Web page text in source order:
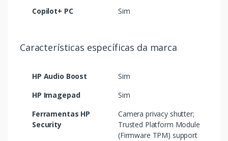
Copilot+ PC Sim
Características específicas da marca
HP Audio Boost
Sim
HP Imagepad
Sim
Ferramentas HP
Security
Camera privacy shutter;
Trusted Platform Module
(Firmware TPM) support